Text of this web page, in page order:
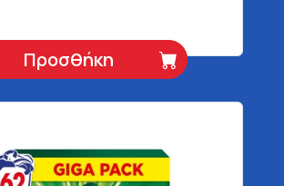
Προσθήκη